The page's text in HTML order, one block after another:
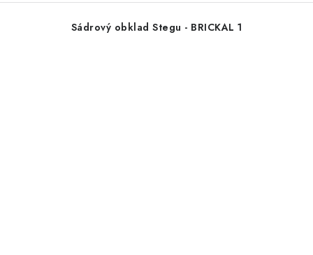
Sádrový obklad Stegu - BRICKAL 1